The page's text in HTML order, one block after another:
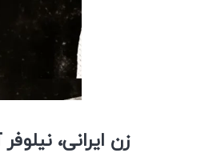
زن ایرانی،